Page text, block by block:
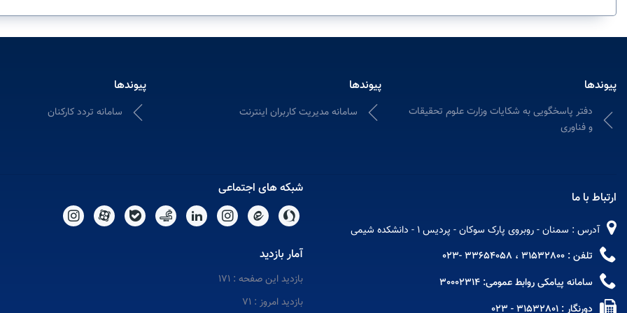
پیوندها
دفتر پاسخگویی به شکایات وزارت علوم تحقیقات
و فناوری
پیوندها
سامانه مدیریت کاربران اینترنت
پیوندها
سامانه تردد کارکنان
ارتباط با ما
آدرس : سمنان - روبروی پارک سوکان - پردیس 1 - دانشکده شیمی
تلفن : 31532800 ، 33654058 -023
سامانه پیامکی روابط عمومی: 30002314
دورنگار : 31532801 - 023
شبکه های اجتماعی
آمار بازدید
بازدید این صفحه : 171
بازدید امروز : 71